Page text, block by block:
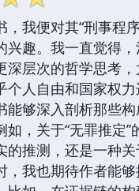
我便对其“刑事程
兴趣。我一直觉得
深层次的哲学思考
个人自由和国家权
能够深入剖析那些
，关于“无罪推定”
的推测，还是一种
，我也期待作者能